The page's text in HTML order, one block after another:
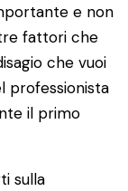
e non
fattori che
che vuoi
professionista
il primo
sulla